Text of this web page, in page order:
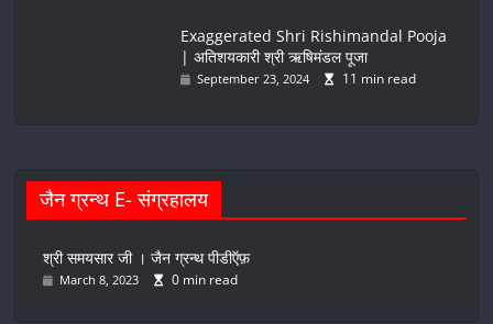
Exaggerated Shri Rishimandal Pooja
| अतिशयकारी श्री ऋषिमंडल पूजा
September 23, 2024 11 min read
जैन ग्रन्थ E- संग्रहालय
श्री समयसार जी । जैन ग्रन्थ पीडीऍफ़
March 8, 2023 0 min read